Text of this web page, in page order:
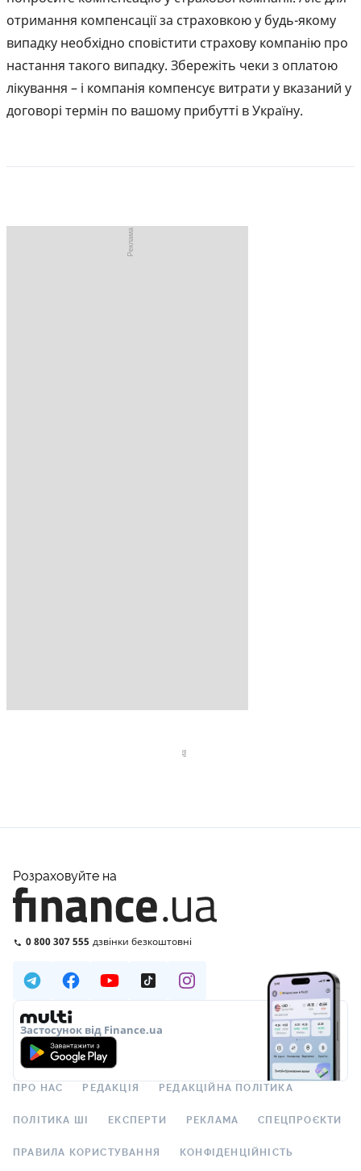
отримання компенсації за страховкою у будь-якому
випадку необхідно сповістити страхову компанію про
настання такого випадку. Збережіть чеки з оплатою
лікування – і компанія компенсує витрати у вказаний у
договорі термін по вашому прибутті в Україну.
Розраховуйте на
0 800 307 555 дзвінки безкоштовні
Застосунок від Finance.ua
ПРО НАС РЕДАКЦІЯ РЕДАКЦІЙНА ПОЛІТИКА
ПОЛІТИКА ШІ ЕКСПЕРТИ РЕКЛАМА СПЕЦПРОЄКТИ
ПРАВИЛА КОРИСТУВАННЯ КОНФІДЕНЦІЙНІСТЬ